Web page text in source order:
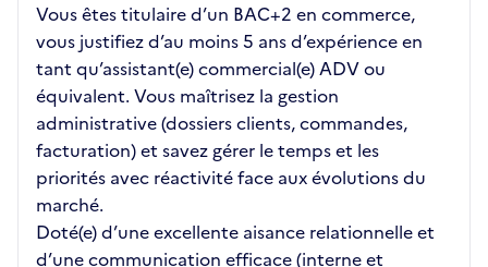
Vous êtes titulaire d’un BAC+2 en commerce,
vous justifiez d’au moins 5 ans d’expérience en
tant qu’assistant(e) commercial(e) ADV ou
équivalent. Vous maîtrisez la gestion
administrative (dossiers clients, commandes,
facturation) et savez gérer le temps et les
priorités avec réactivité face aux évolutions du
marché.
Doté(e) d’une excellente aisance relationnelle et
d’une communication efficace (interne et